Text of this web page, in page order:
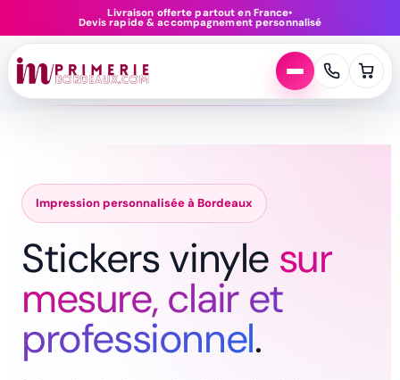
au
contenu
Livraison offerte partout en France•
Devis rapide & accompagnement personnalisé
Impression personnalisée à Bordeaux
Stickers vinyle sur
mesure, clair et
professionnel.